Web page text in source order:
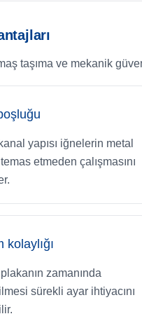
taşıma ve mekanik
yapısı iğnelerin metal
etmeden çalışmasını
kolaylığı
zamanında
sürekli ayar ihtiyacını